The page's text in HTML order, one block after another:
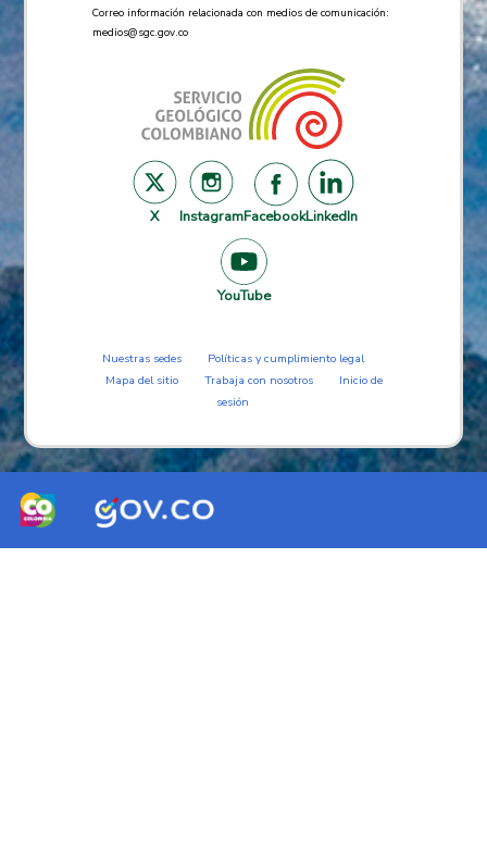
Correo información relacionada con medios de comunicación:
medios@sgc.gov.co
X InstagramFacebookLinkedIn
YouTube
Nuestras sedes
Políticas y cumplimiento legal
Mapa del sitio
Trabaja con nosotros
Inicio de
sesión